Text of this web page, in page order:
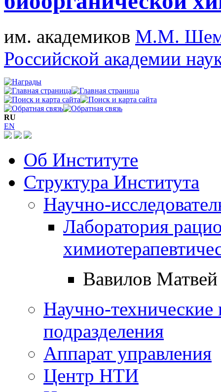
им. академиков М.М.
Российской академии
RU
EN
Об Институте
Структура Института
Научно-
Лаборатория
Вавилов
Научно-технические
подразделения
Аппарат управления
Центр НТИ